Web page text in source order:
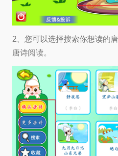
2、您可以选择搜索你想读的
唐诗阅读。